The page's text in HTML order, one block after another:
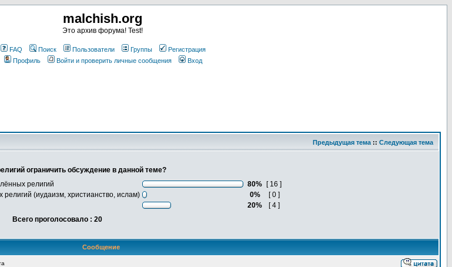
malchish.org
Это архив форума! Test!
FAQ Поиск Пользователи Группы
Регистрация
Профиль
Войти и проверить личные сообщения Вход
Предыдущая тема :: Следующая тема
ограничить обсуждение в данной теме?
религий
80%
[ 16 ]
(иудаизм, христианство, ислам)
0%
[ 0 ]
20%
[ 4 ]
Всего проголосовало : 20
Сообщение